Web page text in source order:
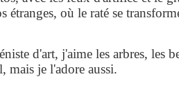
étranges, où le raté se
d'art, j'aime les arbres, les
mais je l'adore aussi.